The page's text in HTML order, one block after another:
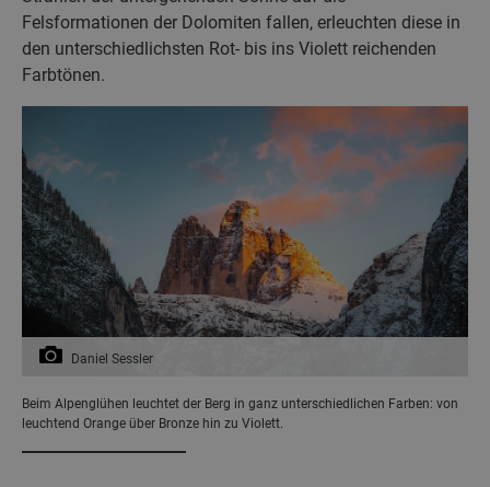
Felsformationen der Dolomiten fallen, erleuchten diese in
den unterschiedlichsten Rot- bis ins Violett reichenden
Farbtönen.
Daniel Sessler
Beim Alpenglühen leuchtet der Berg in ganz unterschiedlichen Farben: von
leuchtend Orange über Bronze hin zu Violett.